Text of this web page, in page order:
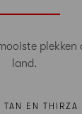
plekken
land.
TAN EN THIRZA